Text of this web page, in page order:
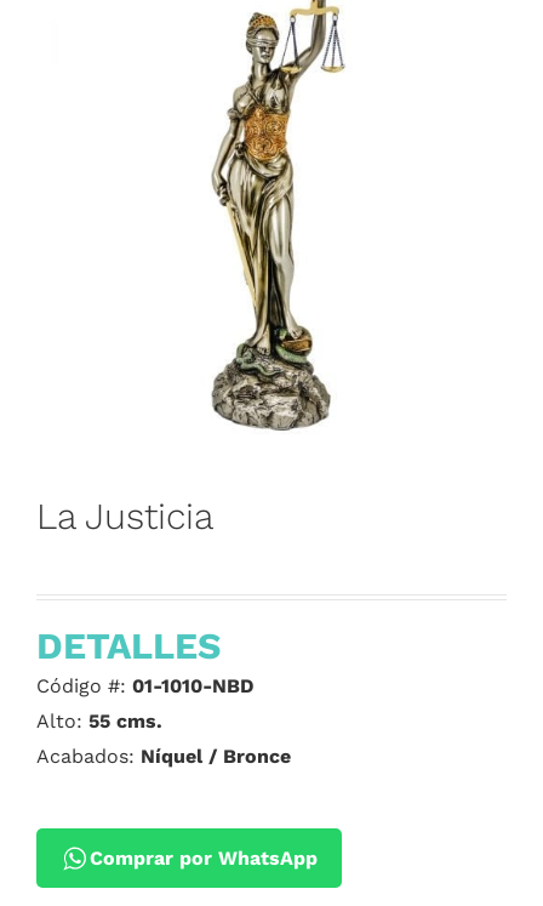
La Justicia
DETALLES
Código #: 01-1010-NBD
Alto: 55 cms.
Acabados: Níquel / Bronce
Comprar por WhatsApp